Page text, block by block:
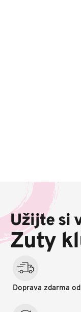
a
í
Užijte si
Zuty
Doprava zdarma